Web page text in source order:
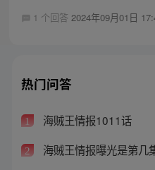
1 个回答 2024年09月01日
热门问答
1 海贼王情报1011话
2 海贼王情报曝光是第几